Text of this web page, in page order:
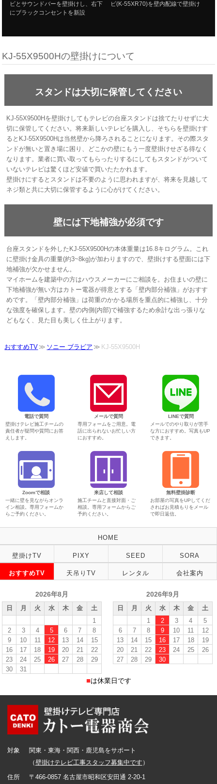
ビとサウンドバーを壁掛けし、右下
にブラックコンセントを新設
ビ(K-55XR70)を壁内配線で壁掛け
KJ-55X9500Hの壁掛けについて
スタンドは大切に保管してください
KJ-55X9500Hを壁掛けしてもテレビの台座スタンドは捨てたりせずに大
切に保管してください。将来新しいテレビを購入し、そちらを壁掛けす
るとKJ-55X9500Hは当然壁から降ろされることになります。その際スタ
ンドが無いと置き場に困り、どこかの壁にもう一度壁掛けせざる得なく
なります。業者に買い取ってもらったりするにしてもスタンドがついて
いないテレビは驚くほど安値で買いたたかれます。
壁掛けにするとスタンドは不要のように思われますが、将来を見越して
ネジ類と共に大切に保管するように心がけてください。
壁には下地補強が必須です
台座スタンドを外したKJ-55X9500Hの本体重量は16.8キログラム。これ
に壁掛け金具の重量(約3~8kg)が加わりますので、壁掛けする壁面には下
地補強が欠かせません。
マイホームを建築中の方はハウスメーカーにご相談を。お住まいの壁に
下地補強が無い方はカトー電器が得意とする「壁内部分補強」がおすす
めです。「壁内部分補強」は荷重のかかる場所を重点的に補強し、十分
な強度を確保します。壁の内側(内部)で補強するため余計な出っ張りな
どもなく、見た目も美しく仕上がります。
おすすめTV ソニー ブラビア KJ-55X9500H
電話で質問
壁掛けテレビ施工チームの
責任者が疑問や質問にお答
えします。
メールで質問
専用フォームをご用意。電
話に出られないお忙しい方
におすすめ。
LINEで質問
メールでのやり取りが苦手
な方におすすめ。写真もUP
できます。
Zoomで相談
一緒に壁を見ながらオンラ
イン相談。専用フォームか
らご予約ください。
来店して相談
施工チームと直接対面・ご
相談。専用フォームからご
予約ください。
無料壁掛診断
お部屋の写真をUPしてくだ
さればお見積もりをメール
で即日返信。
HOME
壁掛けTV PIXY SEED SORA
おすすめTV 天吊りTV レンタル 会社案内
2026年8月
日 月 火 水 木 金
土
1
2
3 4 5 6 7
8
9
10 11 12 13 14
15
16
17 18 19 20 21
22
23
24 25 26 27 28
29
30
31
2026年9月
日 月 火 水 木 金
土
1
2 3 4
5
6
7 8 9 10 11
12
13
14 15 16 17 18
19
20
21 22 23 24 25
26
27
28 29 30
■は休業日です
対象
関東・東海・関西・鹿児島をサポート
（壁掛けテレビ工事スタッフ募集中です ）
住所
〒466-0857 名古屋市昭和区安田通 2-20-1